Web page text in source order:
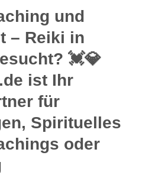
und
– Reiki in
💓️💎
ist Ihr
für
Spirituelles
oder